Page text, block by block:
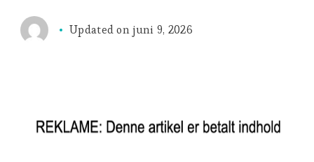
Updated on juni 9, 2026